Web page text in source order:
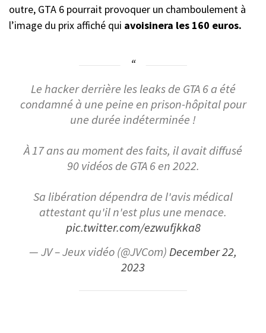
outre, GTA 6 pourrait provoquer un chamboulement à
l’image du prix affiché qui avoisinera les 160 euros.
Le hacker derrière les leaks de GTA 6 a été
condamné à une peine en prison-hôpital pour
une durée indéterminée !
À 17 ans au moment des faits, il avait diffusé
90 vidéos de GTA 6 en 2022.
Sa libération dépendra de l'avis médical
attestant qu'il n'est plus une menace.
pic.twitter.com/ezwufjkka8
— JV – Jeux vidéo (@JVCom)December 22,
2023